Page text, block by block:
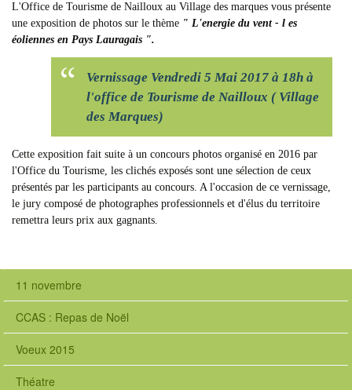
L'Office de Tourisme de Nailloux au Village des marques vous présente
une exposition de photos sur le thème " L'energie du vent - l es
éoliennes en Pays Lauragais ".
Vernissage Vendredi 5 Mai 2017 à 18h à
l'office de Tourisme de Nailloux ( Village
des Marques)
Cette exposition fait suite à un concours photos organisé en 2016 par
l'Office du Tourisme, les clichés exposés sont une sélection de ceux
présentés par les participants au concours. A l'occasion de ce vernissage,
le jury composé de photographes professionnels et d'élus du territoire
remettra leurs prix aux gagnants.
11 novembre
CCAS : Repas de Noël
Voeux 2015
Théatre